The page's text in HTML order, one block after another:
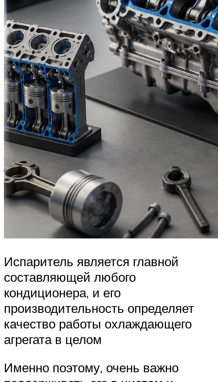
Испаритель является главной
составляющей любого
кондиционера, и его
производительность определяет
качество работы охлаждающего
агрегата в целом
Именно поэтому, очень важно